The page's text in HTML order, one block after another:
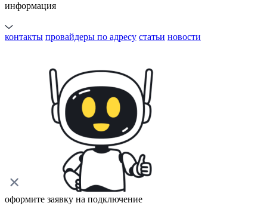
информация
контакты провайдеры по адресу статьи новости
оформите заявку на подключение